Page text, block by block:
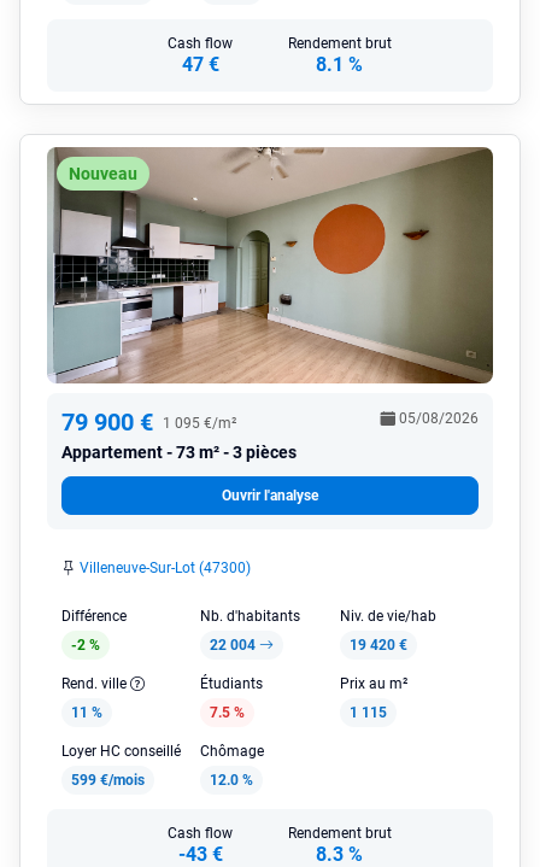
Cash flow
47 €
Rendement brut
8.1 %
Nouveau
79 900 € 1 095 €/m²
Appartement 73 m² - 3 pièces
05/08/2026
Ouvrir l'analyse
Villeneuve-Sur-Lot (47300)
Différence
-2 %
Nb. d'habitants
22 004
Niv. de vie/hab
19 420 €
Rend. ville
11 %
Étudiants
7.5 %
Prix au m²
1 115
Loyer HC conseillé
599 €/mois
Chômage
12.0 %
Cash flow
-43 €
Rendement brut
8.3 %